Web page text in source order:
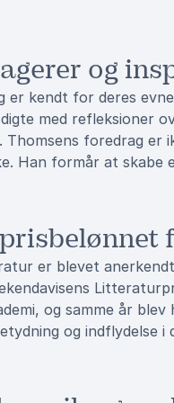
og
er kendt for deres
med refleksioner
Thomsens foredrag
Han formår at
er blevet
og samme år
og indflydelse i